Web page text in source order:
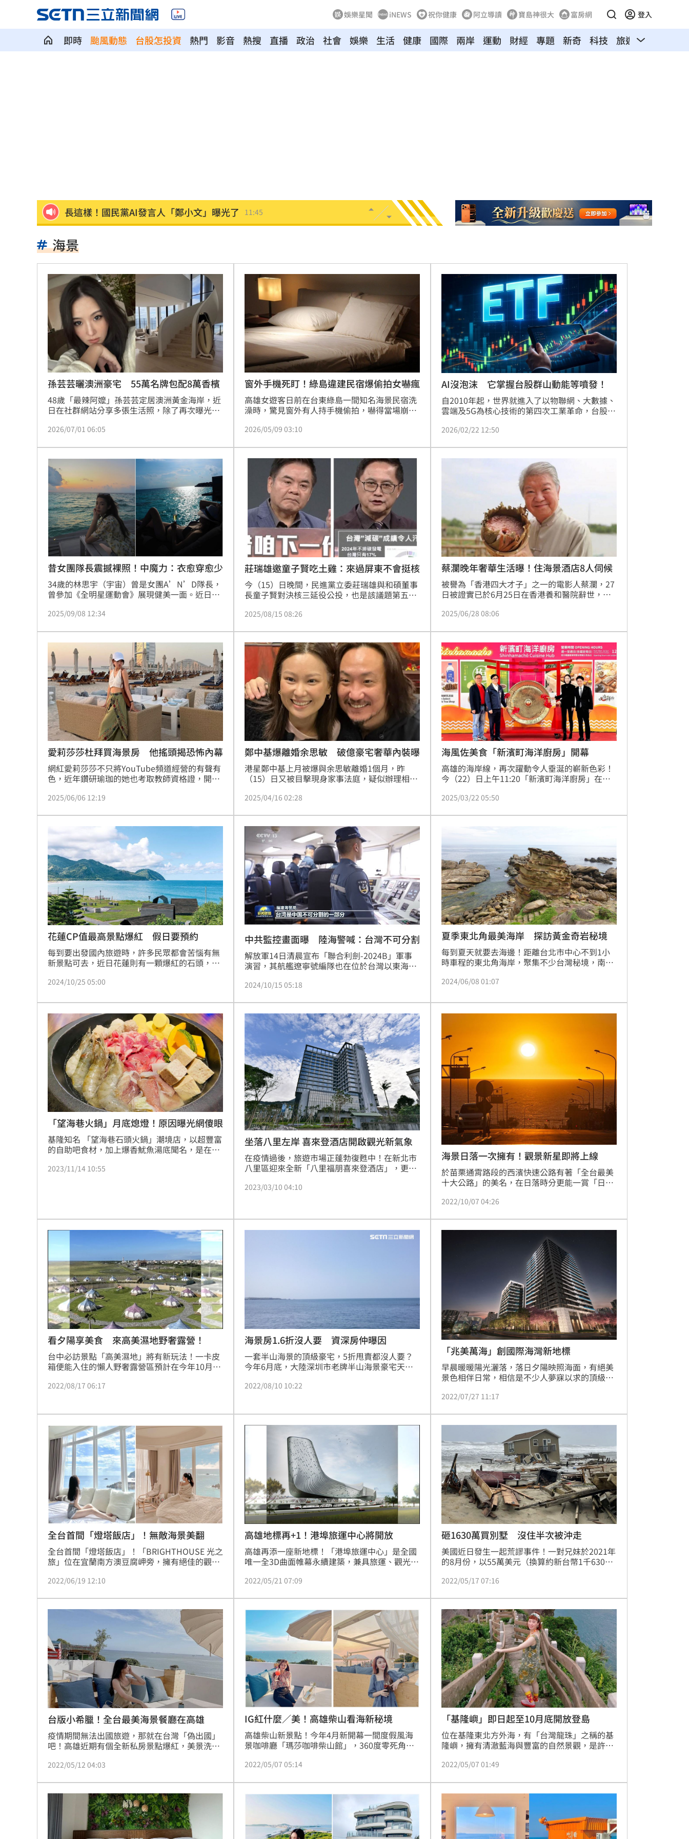
娛樂星聞 iNEWS 祝你健康 阿立導讀 寶島神很大 富房網 登入
即時 颱風動態 台股怎投資 熱門 影音 熱搜 直播 政治 社會 娛樂 生活 健康 國際 兩岸 運動 財經 專題 新奇 科技 旅遊 汽車
長這樣！國民黨AI發言人「鄭小文」曝光了 11:45
姐夫AKIRA抵台 蹲身陪自拍、簽名超寵粉 11:39
昔嗆擋疫苗！慈濟遭詐10億 國民黨拒道歉
假借無塵室走道窄 工程師屢對女同事襲臀 11:36
妖股連4漲遭八卦鏡收服 被動元件一片綠 11:35
9/7充公！5張千萬發票沒人領 地點一次看 11:33
兆基債務風暴！檢調搜索 前董座帶回偵訊 11:33
獨／家樓梯門口重摔 李亞萍路邊倒地送醫 11:32
台灣上市賣破8百輛！油電休旅80萬有找 11:30
姜厚任71歲生日 女友曝神級朋友圈 11:29
慈濟被詐10億未提告！他質疑：財報怎麼編
慈濟被騙10億！綠要國民黨還陳時中公道 11:26
翻出蔣、柯「昔日發言」 她轟：出來道歉 11:26
台灣彩券開獎直播中 20:31
LIVE三立+24小時直播 15:27
三立iNEWS新聞台線上直播
「拍片人的多重宇宙」職涯論壇9/12登場！
8國球員齊聚高雄 Formosa 7s掀足球熱潮
理想混蛋號召粉絲跨海追星吃美食！ 18:15
海景
孫芸芸曬澳洲豪宅 55萬名牌包配8萬香檳
48歲「最辣阿嬤」孫芸芸定居澳洲黃金海岸，近
日在社群網站分享多張生活照，除了再次曝光澳
帝王」和名牌大包，低調卻盡顯奢華品味。
2026/07/01 06:05
窗外手機死盯！綠島違建民宿爆偷拍女嚇瘋
高雄女遊客日前在台東綠島一間知名海景民宿洗
澡時，驚見窗外有人持手機偷拍，嚇得當場崩
裝監視器且拒絕道歉。台東縣政府觀光發展處調
單的農業區大違建，且為無照經營。目前縣府已
派員稽查並勒令停業，警方也正全力追緝偷拍
狼。縣府呼籲遊客應選擇合法旅宿，確保自身旅
遊安全，避免陷入危險。
2026/05/09 03:10
AI沒泡沫 它掌握台股群山動能等噴發！
自2010年起，世界就進入了以物聯網、大數據、
雲端及5G為核心技術的第四次工業革命，台股今
高點還未到頭。凱基投信表示，無論是晶圓代工
數據中心（Hyper Scalers）持續擴大投入，都
讓AI泡沫化的疑慮不攻自破，說明「AI的好戲還
在後頭」。台股有望受惠AI，迎來另一個榮耀20
年，凱基台灣TOP 50 ETF基金（
2026/02/22 12:50
昔女團隊長震撼裸照！中魔力：衣愈穿愈少
34歲的林思宇（宇宙）曾是女團A’N’D隊長，
曾參加《全明星運動會》展現健美一面。近日她
露，身穿比基尼，以及裸身面對海景泡澡，性感
2025/09/08 12:34
莊瑞雄邀童子賢吃土雞：來過屏東不會挺核
今（15）日晚間，民進黨立委莊瑞雄與和碩董事
長童子賢對決核三延役公投，也是該議題第五場
論階段，主打家鄉牌，坦言屏東人已經為台灣的
東，看看美麗的海景，品嘗在地土雞美食，聽聽
屏東人的心聲，屆時就會覺得支持核三對於屏東
人很抱歉。
2025/08/15 08:26
蔡瀾晚年奢華生活曝！住海景酒店8人伺候
被譽為「香港四大才子」之一的電影人蔡瀾，27
日被證實已於6月25日在香港養和醫院辭世，享
曾擔任電影製片人、作家，主持人等，就連美食
品質的他，晚年則是定居高級海景酒店，過著令
人稱羨的退休生活。
2025/06/28 08:06
愛莉莎莎杜拜買海景房 他搖頭揭恐怖內幕
網紅愛莉莎莎不只將YouTube頻道經營的有聲有
色，近年鑽研瑜珈的她也考取教師資格證，開賣
中宣布在杜拜置產的好消息，瞬間引起大家關
地人根本不敢買」，同時說明理由。
2025/06/06 12:19
鄭中基爆離婚余思敏 破億豪宅奢華內裝曝
港星鄭中基上月被爆與余思敏離婚1個月，昨
（15）日又被目擊現身家事法庭，疑似辦理相關
「你們（記者）怎麼知道？閉門審訊的怎麼會收
14年來，陸續住過2間億級豪宅，奢華內裝也曝
光。
2025/04/16 02:28
海風佐美食「新濱町海洋廚房」開幕
高雄的海岸線，再次躍動令人垂涎的嶄新色彩！
今（22）日上午11:20「新濱町海洋廚房」在眾
入一股兼具歷史底蘊與時尚活力的美食新潮流。
彩舞姿點燃氣氛，祥獅獻瑞更添喜慶，並以「新
潮景點、繽紛亮眼、町咚響亮、海洋廚房」定位
新濱町海洋廚房，業者開心迎賓，對於新濱町海
洋廚房的發展充滿信心。
2025/03/22 05:50
花蓮CP值最高景點爆紅 假日要預約
每到要出發國內旅遊時，許多民眾都會苦惱有無
新景點可去，近日花蓮則有一顆爆紅的石頭，在
名思義就是非常好躺的石頭，去過的民眾紛紛給
度導致假日去還要預約。
2024/10/25 05:00
中共監控畫面曝 陸海警喊：台灣不可分割
解放軍14日清晨宣布「聯合利劍-2024B」軍事
演習，其航艦遼寧號編隊也在位於台灣以東海域
劍-2024B」圓滿完成任務。中國大陸官媒《央
警船PP-3571艦，及海巡宜蘭艦，且用「閩南
語」喊話，「台灣是中國不可分割的一部分。」
2024/10/15 05:18
夏季東北角最美海岸 探訪黃金奇岩秘境
每到夏天就要去海邊！距離台北市中心不到1小
時車程的東北角海岸，聚集不少台灣秘境，南雅
面入口，以特殊海蝕岩著名，霜淇淋岩、竹筍岩
的三貂角燈塔也不可錯過，一探歷史留下的痕
跡，並親眼見證「台灣的眼睛」如何導引海上船
2024/06/08 01:07
「望海巷火鍋」月底熄燈！原因曝光網傻眼
基隆知名 「望海巷石頭火鍋」潮境店，以超豐富
的自助吧食材，加上爆香魷魚湯底聞名，是在地
專頁公告，只營業到11月27日，老闆更表示歇業
2023/11/14 10:55
坐落八里左岸 喜來登酒店開啟觀光新氣象
在疫情過後，旅遊市場正蓬勃復甦中！在新北市
八里區迎來全新「八里福朋喜來登酒店」，更是
觀，擠身為新北市八里區最新地標，更讓飯店控
2023/03/10 04:10
海景日落一次擁有！觀景新星即將上線
於苗栗通霄路段的西濱快速公路有著「全台最美
十大公路」的美名，在日落時分更能一賞「日落
憩園區」將在10月底完工，讓民眾站在觀景台好
景。
2022/10/07 04:26
看夕陽享美食 來高美濕地野奢露營！
台中必訪景點「高美濕地」將有新玩法！一卡皮
箱便能入住的懶人野奢露營區預計在今年10月中
旅遊型態。高美濕地位於台中清水大甲溪出海口
內總長3.3公里的自行車道，可俯瞰整片高美濕地
外，同時也可賞鳥、觀夕陽，榮登旅客必訪的台
中景點之一。
2022/08/17 06:17
海景房1.6折沒人要 資深房仲曝因
一套半山海景的頂級豪宅，5折甩賣都沒人要？
今年6月底，大陸深圳市老牌半山海景豪宅天麓3
房子在阿里法拍上架，起拍價558萬元，但最終
2022/08/10 10:22
「兆美萬海」創國際海灣新地標
早晨暖暖陽光灑落，落日夕陽映照海面，有絕美
景色相伴日常，相信是不少人夢寐以求的頂級生
景第一排的「兆美萬海」，建築四面擁有海、
多元全齡公設，坐擁頂級飯店級享受，且輕軌沙
崙站一出站過馬路即到家，吸引不少追求高生活
品質的消費者青睞。
2022/07/27 11:17
全台首間「燈塔飯店」！無敵海景美翻
全台首間「燈塔飯店」！「BRIGHTHOUSE 光之
旅」位在宜蘭南方澳豆腐岬旁，擁有絕佳的觀海
眼就能看見大海，長期以來吸引許多遊客搶住。
留引導船隻的功能，是亞洲獨一無二的燈塔飯
店！(記者劉沛妘)
2022/06/19 12:10
高雄地標再+1！港埠旅運中心將開放
高雄再添一座新地標！「港埠旅運中心」是全國
唯一全3D曲面帷幕永續建築，兼具旅運、觀光、
讓人隨時飽覽海岸景致。
2022/05/21 07:09
砸1630萬買別墅 沒住半次被沖走
美國近日發生一起荒謬事件！一對兄妹於2021年
的8月份，以55萬美元（換算約新台幣1千630萬
這棟別墅就被捲入海中，讓屋主十分崩潰。事實
地。
2022/05/17 07:16
台版小希臘！全台最美海景餐廳在高雄
疫情期間無法出國旅遊，那就在台灣「偽出國」
吧！高雄近期有個全新私房景點爆紅，美景洗版
廳的寶座，而且濃濃度假氛圍，還被稱為「高雄
2022/05/12 04:03
IG紅什麼／美！高雄柴山看海新秘境
高雄柴山新景點！今年4月新開幕一間度假風海
景咖啡廳「瑪莎咖啡柴山館」，360度零死角海
一個月內就吸引許多網美朝聖，這裡不僅可以享
浪漫夜景，彷彿一秒飛到峇里島度假般，相當愜
意！（記者劉沛妘）
2022/05/07 05:14
「基隆嶼」即日起至10月底開放登島
位在基隆東北方外海，有「台灣龍珠」之稱的基
隆嶼，擁有清澈藍海與豐富的自然景觀，是許多
須等到暑假，基隆嶼從4月至10月底已對外開
往下滑看更多詳情。現在除了宜蘭龜山島外，還
有被稱為「台灣龍珠」的基隆嶼可登島啦！從海
上眺望，如鯨魚在海面上浮沉的形象，被視為基
隆八大景觀之一；其位於基隆東北方外海6公里
處，由石英安山岩組成，
2022/05/07 01:49